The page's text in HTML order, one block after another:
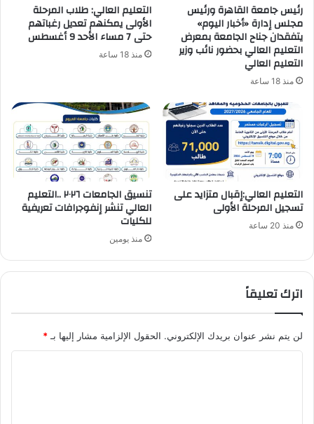
رئيس جامعة القاهرة ورئيس
مجلس إدارة «أخبار اليوم»
يتفقدان جناح الجامعة بمعرض
التعليم العالي بحضور نائب وزير
التعليم العالي
منذ 18 ساعة
التعليم العالي: طلاب المرحلة
الأولى يمكنهم تعديل رغباتهم
حتى 7 مساء الأحد 9 أغسطس
منذ 18 ساعة
التعليم العالي:إقبال متزايد على
تسجيل المرحلة الأولى
منذ 20 ساعة
تنسيق الجامعات ٢٠٢٦ ..التعليم
العالي تنشر إنفوجرافات تعريفية
للكليات
منذ يومين
اترك تعليقاً
لن يتم نشر عنوان بريدك الإلكتروني. الحقول الإلزامية مشار إليها بـ *